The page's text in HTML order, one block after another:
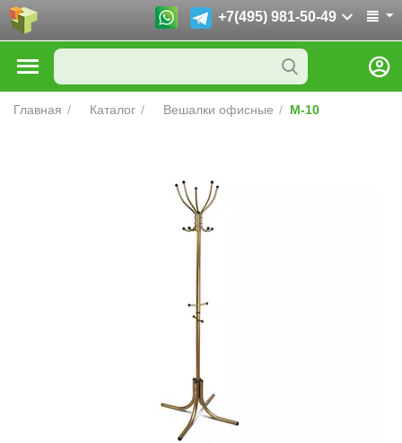
+7(495) 981-50-49
Главная / Каталог / Вешалки офисные / М-10